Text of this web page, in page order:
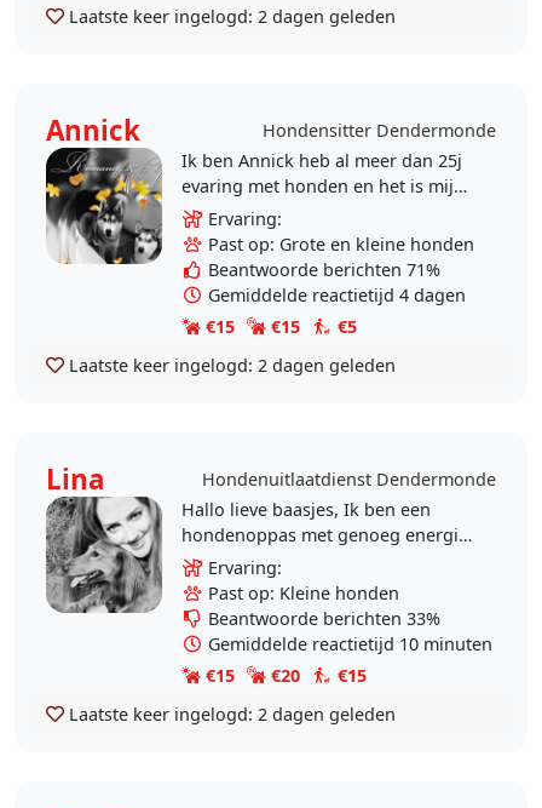
Laatste keer ingelogd: 2 dagen geleden
Annick
Hondensitter Dendermonde
Ik ben Annick heb al meer dan 25j
evaring met honden en het is mijn
passie ik zelf heb 2 husky's.
Ervaring:
Past op: Grote en kleine honden
Beantwoorde berichten 71%
Gemiddelde reactietijd 4 dagen
€15
€15
€5
Laatste keer ingelogd: 2 dagen geleden
Lina
Hondenuitlaatdienst Dendermonde
Hallo lieve baasjes, Ik ben een
hondenoppas met genoeg energie
voor lange wandelingen en gestoei
in de tuin, genoeg liefde voor een
hele dag kusjes..
Ervaring:
Past op: Kleine honden
Beantwoorde berichten 33%
Gemiddelde reactietijd 10 minuten
€15
€20
€15
Laatste keer ingelogd: 2 dagen geleden